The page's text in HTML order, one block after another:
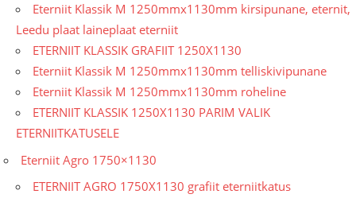
Eterniit Klassik M 1250mmx1130mm kirsipunane, eternit,
Leedu plaat laineplaat eterniit
ETERNIIT KLASSIK GRAFIIT 1250X1130
Eterniit Klassik M 1250mmx1130mm telliskivipunane
Eterniit Klassik M 1250mmx1130mm roheline
ETERNIIT KLASSIK 1250X1130 PARIM VALIK
ETERNIITKATUSELE
Eterniit Agro 1750×1130
ETERNIIT AGRO 1750X1130 grafiit eterniitkatus